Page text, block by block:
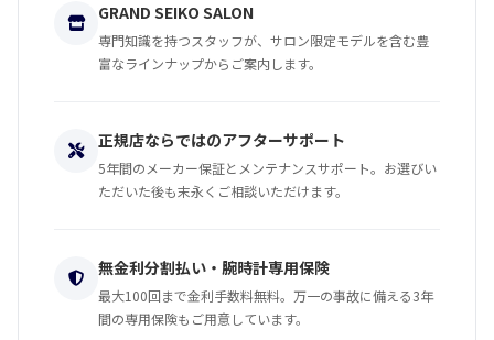
GRAND SEIKO SALON
専門知識を持つスタッフが、サロン限定モデルを含む豊
富なラインナップからご案内します。
正規店ならではのアフターサポート
5年間のメーカー保証とメンテナンスサポート。お選びい
ただいた後も末永くご相談いただけます。
無金利分割払い・腕時計専用保険
最大100回まで金利手数料無料。万一の事故に備える3年
間の専用保険もご用意しています。